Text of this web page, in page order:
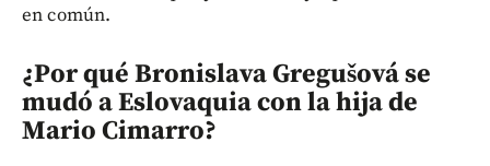
en común.
¿Por qué Bronislava Gregušová se
mudó a Eslovaquia con la hija de
Mario Cimarro?